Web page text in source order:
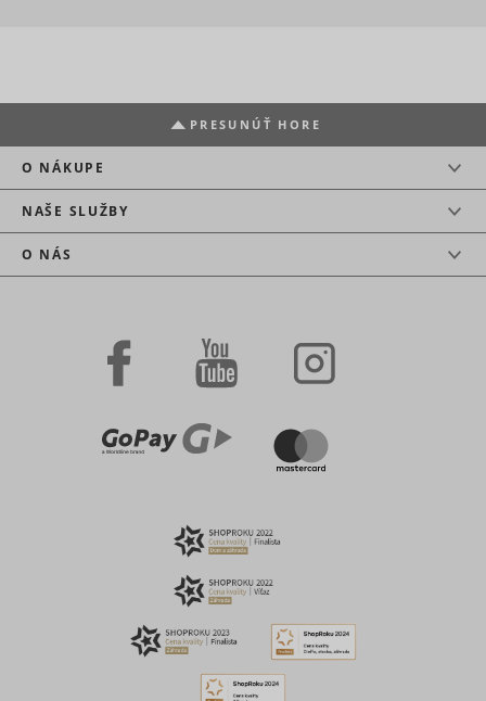
PRESUNÚŤ HORE
O NÁKUPE
NAŠE SLUŽBY
O NÁS